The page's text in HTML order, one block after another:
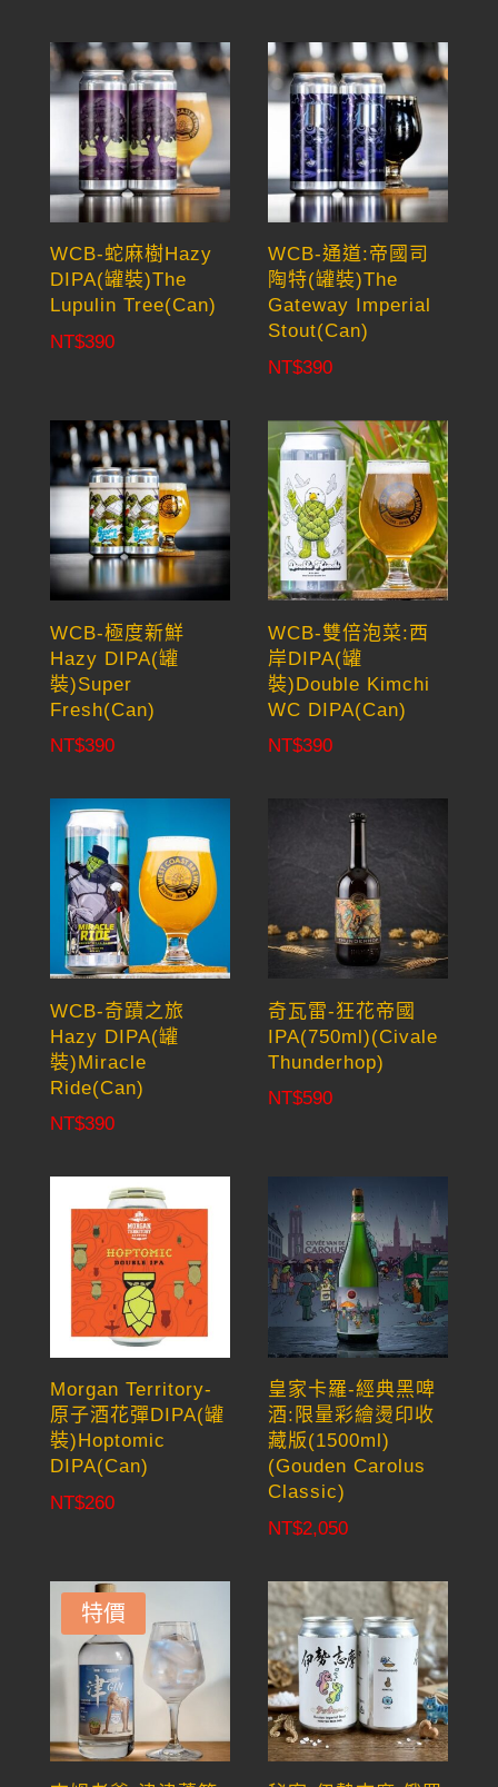
WCB-蛇麻樹Hazy
DIPA(罐裝)The
Lupulin Tree(Can)
NT$390
WCB-通道:帝國司
陶特(罐裝)The
Gateway Imperial
Stout(Can)
NT$390
WCB-極度新鮮
Hazy DIPA(罐
裝)Super
Fresh(Can)
NT$390
WCB-雙倍泡菜:西
岸DIPA(罐
裝)Double Kimchi
WC DIPA(Can)
NT$390
WCB-奇蹟之旅
Hazy DIPA(罐
裝)Miracle
Ride(Can)
NT$390
奇瓦雷-狂花帝國
IPA(750ml)(Civale
Thunderhop)
NT$590
Morgan Territory-
原子酒花彈DIPA(罐
裝)Hoptomic
DIPA(Can)
NT$260
皇家卡羅-經典黑啤
酒:限量彩繪燙印收
藏版(1500ml)
(Gouden Carolus
Classic)
NT$2,050
特價